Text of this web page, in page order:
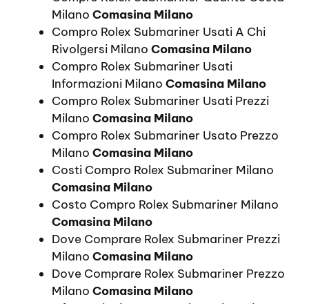
Milano Comasina Milano
Compro Rolex Submariner Usati A Chi
Rivolgersi Milano Comasina Milano
Compro Rolex Submariner Usati
Informazioni Milano Comasina Milano
Compro Rolex Submariner Usati Prezzi
Milano Comasina Milano
Compro Rolex Submariner Usato Prezzo
Milano Comasina Milano
Costi Compro Rolex Submariner Milano
Comasina Milano
Costo Compro Rolex Submariner Milano
Comasina Milano
Dove Comprare Rolex Submariner Prezzi
Milano Comasina Milano
Dove Comprare Rolex Submariner Prezzo
Milano Comasina Milano